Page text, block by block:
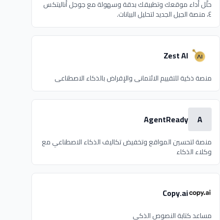
حلّل أداء موقعك وتطبيقك بدقة وسهولة مع جوجل أناليتكس
٤، منصة الجيل الجديد لتحليل البيانات.
Zest AI
منصة ذكية للتقييم الائتماني والإقراض بالذكاء الاصطناعي
A
AgentReady
منصة لتحسين المواقع وتخفيض تكاليف الذكاء الاصطناعي مع
وكلاء الذكاء
Copy.ai
مساعد كتابة النصوص الذكي